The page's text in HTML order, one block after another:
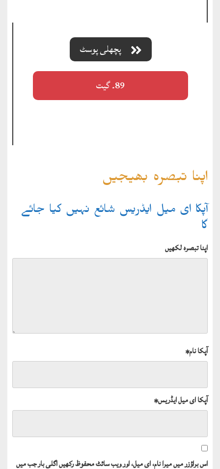
پچھلی پوسٹ
89۔ گیت
اپنا تبصرہ بھیجیں
آپکا ای میل ایڈریس شائع نہیں کیا جائے
گا
اپنا تبصرہ لکھیں
آپکا نام*
آپکا ای میل ایڈریس*
اس براؤزر میں میرا نام، ای میل، اور ویب سائٹ محفوظ رکھیں اگلی بار جب میں